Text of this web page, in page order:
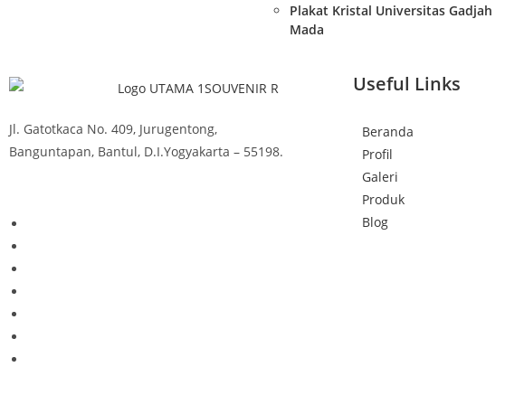
Plakat Kristal Universitas Gadjah
Mada
Jl. Gatotkaca No. 409, Jurugentong,
Banguntapan, Bantul, D.I.Yogyakarta – 55198.
Useful Links
Beranda
Profil
Galeri
Produk
Blog